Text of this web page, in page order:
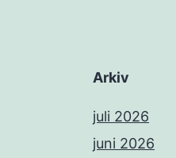
Arkiv
juli 2026
juni 2026